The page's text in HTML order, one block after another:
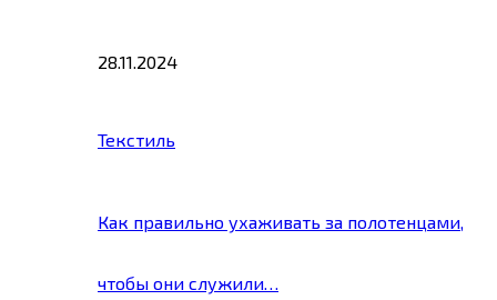
28.11.2024
Текстиль
Как правильно ухаживать за полотенцами,
чтобы они служили…